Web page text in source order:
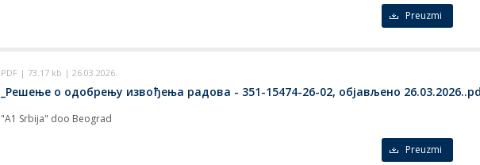
Preuzmi
PDF | 73.17 kb | 26.03.2026.
_Решење о одобрењу извођења радова - 351-15474-26-02, објављено
"A1 Srbija" doo Beograd
Preuzmi